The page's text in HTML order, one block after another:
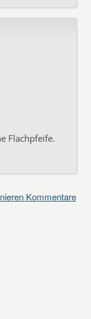
Flachpfeife.
Kommentare